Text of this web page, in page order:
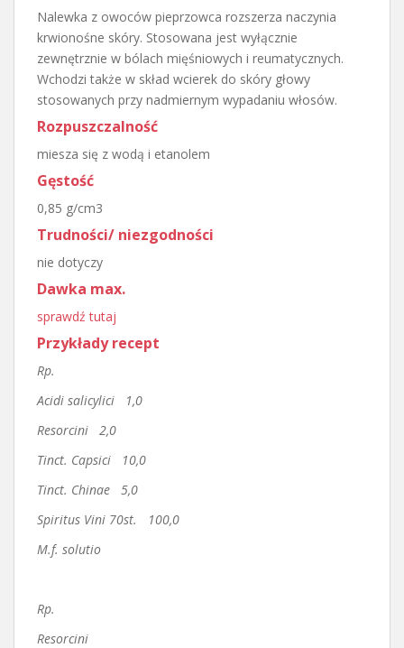
Nalewka z owoców pieprzowca rozszerza naczynia
krwionośne skóry. Stosowana jest wyłącznie
zewnętrznie w bólach mięśniowych i reumatycznych.
Wchodzi także w skład wcierek do skóry głowy
stosowanych przy nadmiernym wypadaniu włosów.
Rozpuszczalność
miesza się z wodą i etanolem
Gęstość
0,85 g/cm3
Trudności/ niezgodności
nie dotyczy
Dawka max.
sprawdź tutaj
Przykłady recept
Rp.
Acidi salicylici 1,0
Resorcini 2,0
Tinct. Capsici 10,0
Tinct. Chinae 5,0
Spiritus Vini 70st. 100,0
M.f. solutio
Rp.
Resorcini